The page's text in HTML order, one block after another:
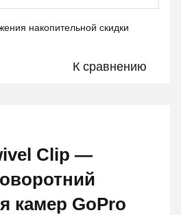
накопительной скидки
К сравнению
Clip —
камер GoPro